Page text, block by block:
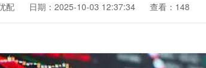
配 日期：2025-10-03 12:37:34 查看：148